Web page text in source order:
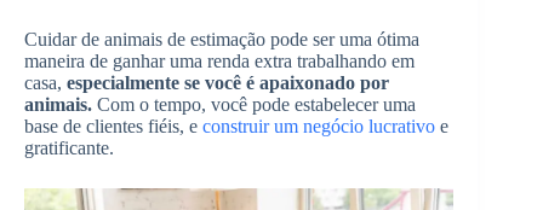
Cuidar de animais de estimação pode ser uma ótima
maneira de ganhar uma renda extra trabalhando em
casa, especialmente se você é apaixonado por
animais. Com o tempo, você pode estabelecer uma
base de clientes fiéis, e construir um negócio lucrativo e
gratificante.